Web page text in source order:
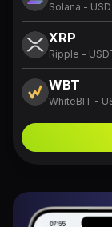
Solana -
XRP
Ripple -
WBT
WhiteBIT -